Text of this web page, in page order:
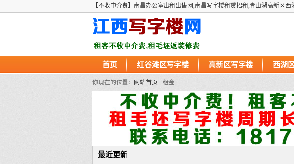
【不收中介费】南昌办公室出租出售网,南昌写字楼租赁招租,青山湖高新区
首页 红谷滩区写字楼 高新区写字楼 西湖
你现在的位置： 网站首页 - 租金
最近更新